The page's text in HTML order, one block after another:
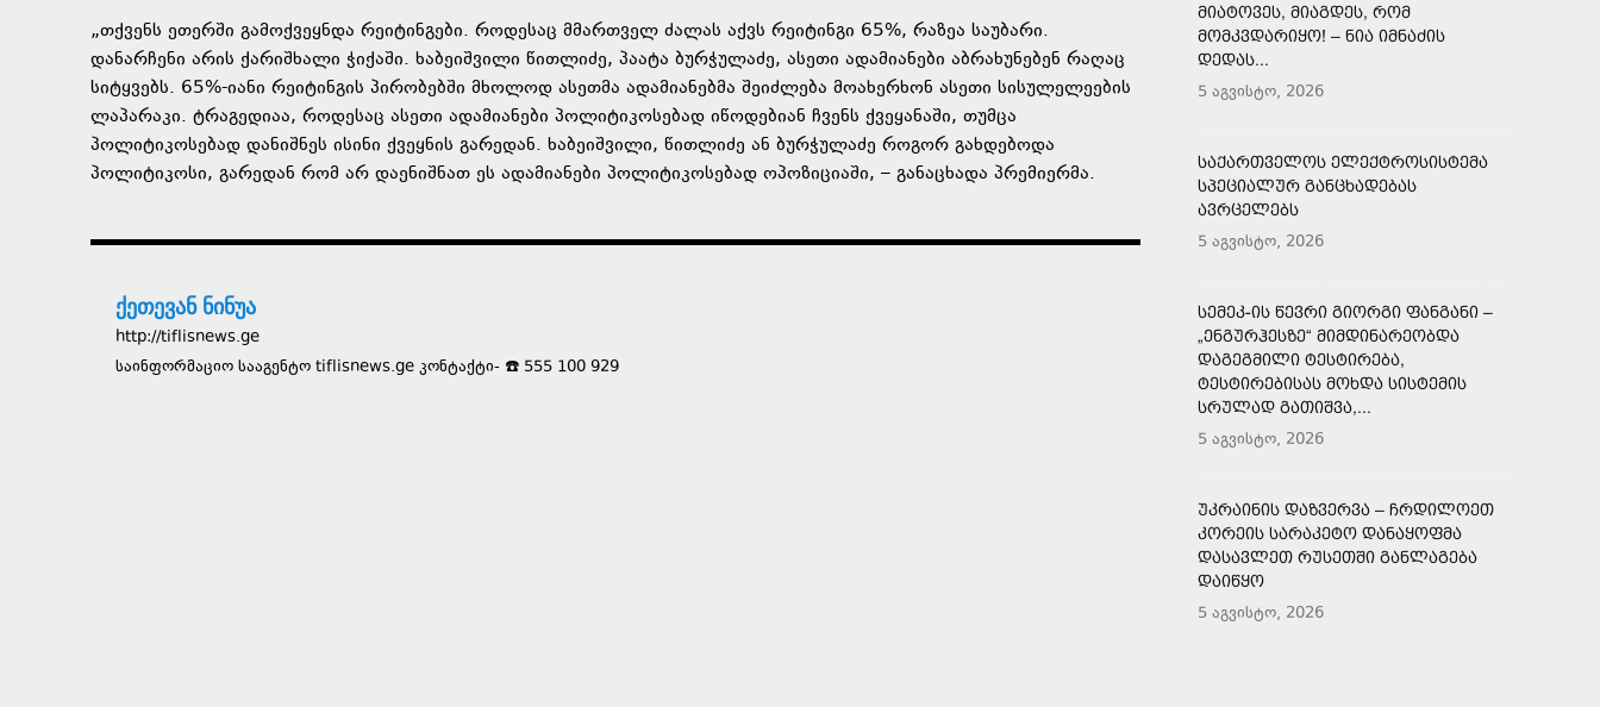
„თქვენს ეთერში გამოქვეყნდა რეიტინგები. როდესაც მმართველ ძალას აქვს რეიტინგი 65%, რაზეა საუბარი.
დანარჩენი არის ქარიშხალი ჭიქაში. ხაბეიშვილი წითლიძე, პაატა ბურჭულაძე, ასეთი ადამიანები აბრახუნებენ რაღაც
სიტყვებს. 65%-იანი რეიტინგის პირობებში მხოლოდ ასეთმა ადამიანებმა შეიძლება მოახერხონ ასეთი სისულელეების
ლაპარაკი. ტრაგედიაა, როდესაც ასეთი ადამიანები პოლიტიკოსებად იწოდებიან ჩვენს ქვეყანაში, თუმცა
პოლიტიკოსებად დანიშნეს ისინი ქვეყნის გარედან. ხაბეიშვილი, წითლიძე ან ბურჭულაძე როგორ გახდებოდა
პოლიტიკოსი, გარედან რომ არ დაენიშნათ ეს ადამიანები პოლიტიკოსებად ოპოზიციაში, – განაცხადა პრემიერმა.
ქეთევან ნინუა
http://tiflisnews.ge
საინფორმაციო სააგენტო tiflisnews.ge კონტაქტი- ☎️ 555 100 929
ᲛᲘᲐᲢᲝᲕᲔᲡ, ᲛᲘᲐᲒᲓᲔᲡ, ᲠᲝᲛ
ᲛᲝᲛᲙᲕᲓᲐᲠᲘᲧᲝ! – ᲜᲘᲐ ᲘᲛᲜᲐᲫᲘᲡ
ᲓᲔᲓᲐᲡ...
5 აგვისტო, 2026
ᲡᲐᲥᲐᲠᲗᲕᲔᲚᲝᲡ ᲔᲚᲔᲥᲢᲠᲝᲡᲘᲡᲢᲔᲛᲐ
ᲡᲞᲔᲪᲘᲐᲚᲣᲠ ᲒᲐᲜᲪᲮᲐᲓᲔᲑᲐᲡ
ᲐᲕᲠᲪᲔᲚᲔᲑᲡ
5 აგვისტო, 2026
ᲡᲔᲛᲔᲙ-ᲘᲡ ᲬᲔᲕᲠᲘ ᲒᲘᲝᲠᲒᲘ ᲤᲐᲜᲒᲐᲜᲘ –
„ᲔᲜᲒᲣᲠᲰᲔᲡᲖᲔ“ ᲛᲘᲛᲓᲘᲜᲐᲠᲔᲝᲑᲓᲐ
ᲓᲐᲒᲔᲒᲛᲘᲚᲘ ᲢᲔᲡᲢᲘᲠᲔᲑᲐ,
ᲢᲔᲡᲢᲘᲠᲔᲑᲘᲡᲐᲡ ᲛᲝᲮᲓᲐ ᲡᲘᲡᲢᲔᲛᲘᲡ
ᲡᲠᲣᲚᲐᲓ ᲒᲐᲗᲘᲨᲕᲐ,...
5 აგვისტო, 2026
ᲣᲙᲠᲐᲘᲜᲘᲡ ᲓᲐᲖᲕᲔᲠᲕᲐ – ᲩᲠᲓᲘᲚᲝᲔᲗ
ᲙᲝᲠᲔᲘᲡ ᲡᲐᲠᲐᲙᲔᲢᲝ ᲓᲐᲜᲐᲧᲝᲤᲛᲐ
ᲓᲐᲡᲐᲕᲚᲔᲗ ᲠᲣᲡᲔᲗᲨᲘ ᲒᲐᲜᲚᲐᲒᲔᲑᲐ
ᲓᲐᲘᲬᲧᲝ
5 აგვისტო, 2026